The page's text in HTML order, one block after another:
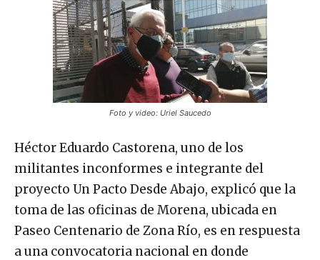
Foto y video: Uriel Saucedo
Héctor Eduardo Castorena, uno de los
militantes inconformes e integrante del
proyecto Un Pacto Desde Abajo, explicó que la
toma de las oficinas de Morena, ubicada en
Paseo Centenario de Zona Río, es en respuesta
a una convocatoria nacional en donde